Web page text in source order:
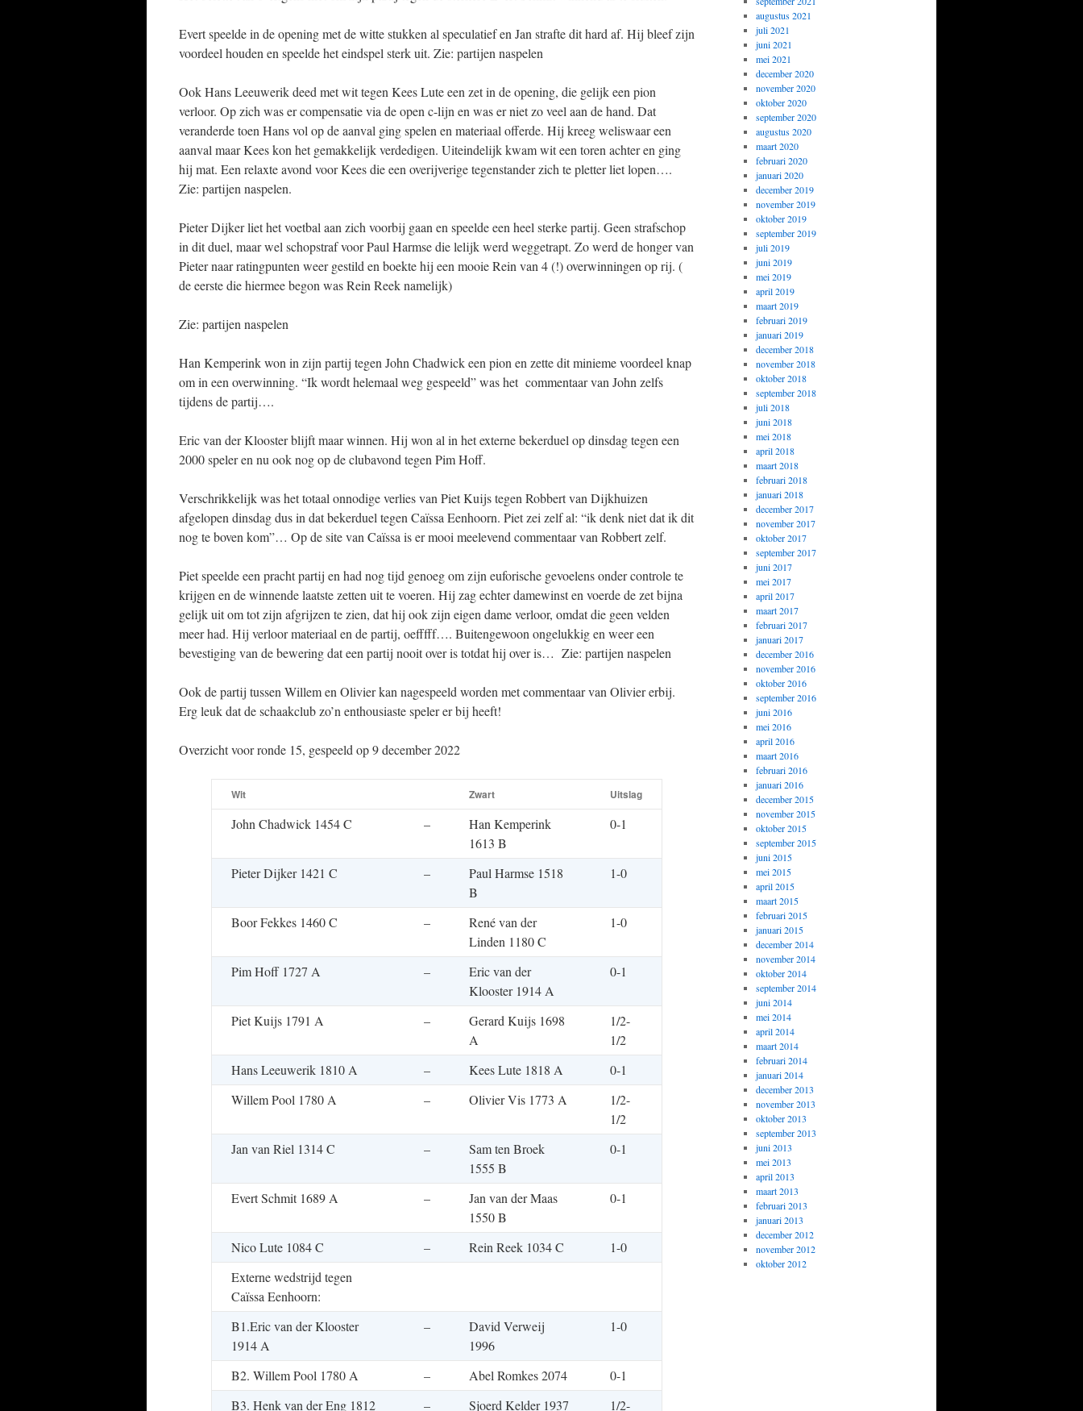
Evert speelde in de opening met de witte stukken al speculatief en Jan strafte dit hard af. Hij bleef zijn
voordeel houden en speelde het eindspel sterk uit. Zie: partijen naspelen
Ook Hans Leeuwerik deed met wit tegen Kees Lute een zet in de opening, die gelijk een pion
verloor. Op zich was er compensatie via de open c-lijn en was er niet zo veel aan de hand. Dat
veranderde toen Hans vol op de aanval ging spelen en materiaal offerde. Hij kreeg weliswaar een
aanval maar Kees kon het gemakkelijk verdedigen. Uiteindelijk kwam wit een toren achter en ging
hij mat. Een relaxte avond voor Kees die een overijverige tegenstander zich te pletter liet lopen….
Zie: partijen naspelen.
Pieter Dijker liet het voetbal aan zich voorbij gaan en speelde een heel sterke partij. Geen strafschop
in dit duel, maar wel schopstraf voor Paul Harmse die lelijk werd weggetrapt. Zo werd de honger van
Pieter naar ratingpunten weer gestild en boekte hij een mooie Rein van 4 (!) overwinningen op rij. (
de eerste die hiermee begon was Rein Reek namelijk)
Zie: partijen naspelen
Han Kemperink won in zijn partij tegen John Chadwick een pion en zette dit minieme voordeel knap
om in een overwinning. “Ik wordt helemaal weg gespeeld” was het commentaar van John zelfs
tijdens de partij….
Eric van der Klooster blijft maar winnen. Hij won al in het externe bekerduel op dinsdag tegen een
2000 speler en nu ook nog op de clubavond tegen Pim Hoff.
Verschrikkelijk was het totaal onnodige verlies van Piet Kuijs tegen Robbert van Dijkhuizen
afgelopen dinsdag dus in dat bekerduel tegen Caïssa Eenhoorn. Piet zei zelf al: “ik denk niet dat ik dit
nog te boven kom”… Op de site van Caïssa is er mooi meelevend commentaar van Robbert zelf.
Piet speelde een pracht partij en had nog tijd genoeg om zijn euforische gevoelens onder controle te
krijgen en de winnende laatste zetten uit te voeren. Hij zag echter damewinst en voerde de zet bijna
gelijk uit om tot zijn afgrijzen te zien, dat hij ook zijn eigen dame verloor, omdat die geen velden
meer had. Hij verloor materiaal en de partij, oefffff…. Buitengewoon ongelukkig en weer een
bevestiging van de bewering dat een partij nooit over is totdat hij over is… Zie: partijen naspelen
Ook de partij tussen Willem en Olivier kan nagespeeld worden met commentaar van Olivier erbij.
Erg leuk dat de schaakclub zo’n enthousiaste speler er bij heeft!
Overzicht voor ronde 15, gespeeld op 9 december 2022
Wit Zwart Uitslag
John Chadwick 1454 C –
Han Kemperink
1613 B
0-1
Pieter Dijker 1421 C –
Paul Harmse 1518
B
1-0
Boor Fekkes 1460 C –
René van der
Linden 1180 C
1-0
Pim Hoff 1727 A –
Eric van der
Klooster 1914 A
0-1
Piet Kuijs 1791 A –
Gerard Kuijs 1698
A
1/2-
1/2
Hans Leeuwerik 1810 A
– Kees Lute 1818 A
0-1
Willem Pool 1780 A
– Olivier Vis 1773 A
1/2-
1/2
Jan van Riel 1314 C
–
Sam ten Broek
1555 B
0-1
Evert Schmit 1689 A –
Jan van der Maas
1550 B
0-1
Nico Lute 1084 C – Rein Reek 1034 C
1-0
Externe wedstrijd tegen
Caïssa Eenhoorn:
B1.Eric van der Klooster
1914 A
–
David Verweij
1996
1-0
B2. Willem Pool 1780 A – Abel Romkes 2074
0-1
B3. Henk van der Eng 1812
– Sjoerd Kelder 1937 1/2-
augustus 2021
juli 2021
juni 2021
mei 2021
december 2020
november 2020
oktober 2020
september 2020
augustus 2020
maart 2020
februari 2020
januari 2020
december 2019
november 2019
oktober 2019
september 2019
juli 2019
juni 2019
mei 2019
april 2019
maart 2019
februari 2019
januari 2019
december 2018
november 2018
oktober 2018
september 2018
juli 2018
juni 2018
mei 2018
april 2018
maart 2018
februari 2018
januari 2018
december 2017
november 2017
oktober 2017
september 2017
juni 2017
mei 2017
april 2017
maart 2017
februari 2017
januari 2017
december 2016
november 2016
oktober 2016
september 2016
juni 2016
mei 2016
april 2016
maart 2016
februari 2016
januari 2016
december 2015
november 2015
oktober 2015
september 2015
juni 2015
mei 2015
april 2015
maart 2015
februari 2015
januari 2015
december 2014
november 2014
oktober 2014
september 2014
juni 2014
mei 2014
april 2014
maart 2014
februari 2014
januari 2014
december 2013
november 2013
oktober 2013
september 2013
juni 2013
mei 2013
april 2013
maart 2013
februari 2013
januari 2013
december 2012
november 2012
oktober 2012